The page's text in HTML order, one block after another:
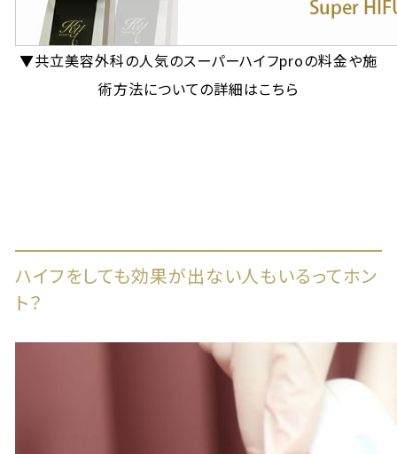
▼共立美容外科の人気のスーパーハイフproの料金や施
術方法についての詳細はこちら
ハイフをしても効果が出ない人もいるってホン
ト？